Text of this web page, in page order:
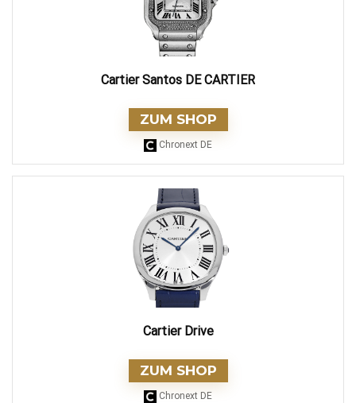
Cartier Santos DE CARTIER
ZUM SHOP
Chronext DE
Cartier Drive
ZUM SHOP
Chronext DE